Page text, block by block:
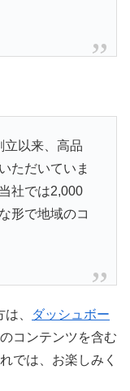
立以来、高品
ただいていま
社では2,000
形で地域のコ
、
ダッシュボー
コンテンツを含む
では、お楽しみく